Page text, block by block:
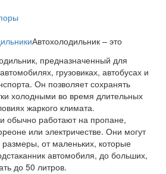
Автохолодильник – это
предназначенный для
грузовиках, автобусах и
Он позволяет сохранять
холодными во время длительных
жаркого климата.
обычно работают на пропане,
или электричестве. Они могут
от маленьких, которые
автомобиля, до больших,
до 50 литров.